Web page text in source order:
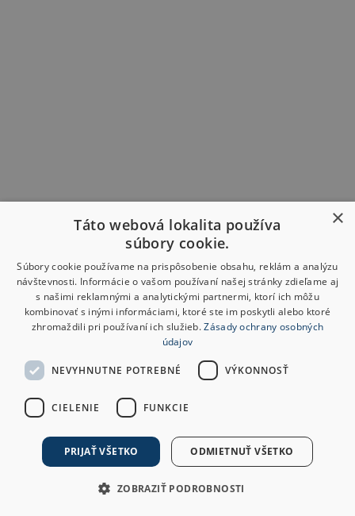
×
Táto webová lokalita používa
súbory cookie.
Súbory cookie používame na prispôsobenie obsahu, reklám a analýzu
návštevnosti. Informácie o vašom používaní našej stránky zdieľame aj
s našimi reklamnými a analytickými partnermi, ktorí ich môžu
kombinovať s inými informáciami, ktoré ste im poskytli alebo ktoré
zhromaždili pri používaní ich služieb.Zásady ochrany osobných
údajov
NEVYHNUTNE POTREBNÉ VÝKONNOSŤ
CIELENIE FUNKCIE
PRIJAŤ VŠETKO ODMIETNUŤ VŠETKO
ZOBRAZIŤ PODROBNOSTI